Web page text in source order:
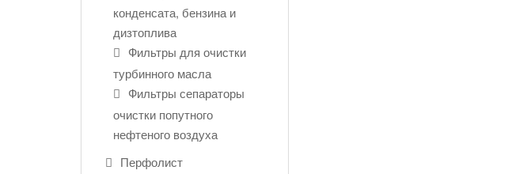
конденсата, бензина и
дизтоплива
Фильтры для очистки
турбинного масла
Фильтры сепараторы
очистки попутного
нефтеного воздуха
Перфолист